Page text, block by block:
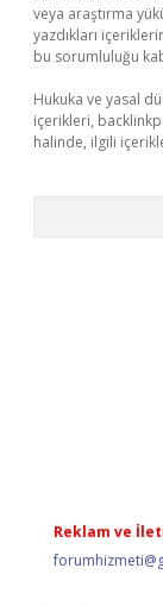
veya araştırma
yazdıkları
bu sorumluluğu
Hukuka ve yasal
içerikleri,
halinde, ilgili
Reklam ve